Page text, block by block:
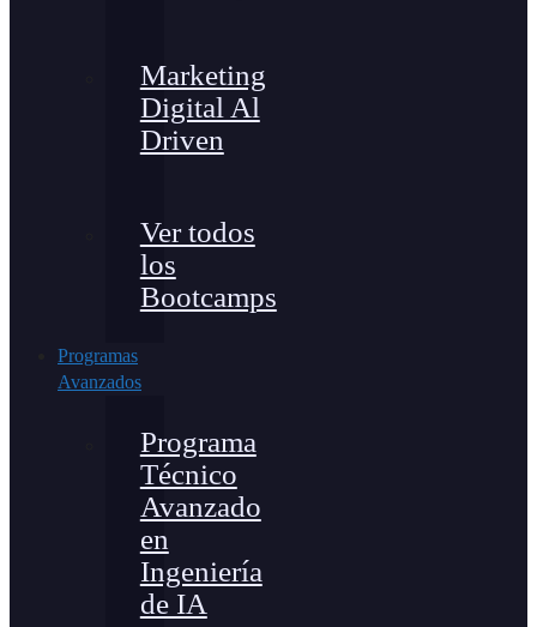
Marketing
Digital Al
Driven
Ver todos
los
Bootcamps
Programas
Avanzados
Programa
Técnico
Avanzado
en
Ingeniería
de IA